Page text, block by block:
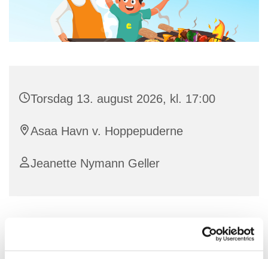
Torsdag 13. august 2026, kl. 17:00
Asaa Havn v. Hoppepuderne
Jeanette Nymann Geller
Familiegudstjeneste med fælles aftensmad på Asaa